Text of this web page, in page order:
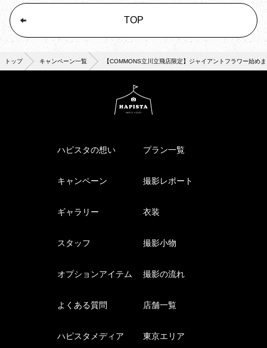
TOP
トップ キャンペーン一覧 【COMMONS立川立飛店限定】ジャイアントフラワー始め
ハピスタの想い プラン一覧
キャンペーン 撮影レポート
ギャラリー 衣装
スタッフ 撮影小物
オプションアイテム 撮影の流れ
よくある質問 店舗一覧
ハピスタメディア 東京エリア